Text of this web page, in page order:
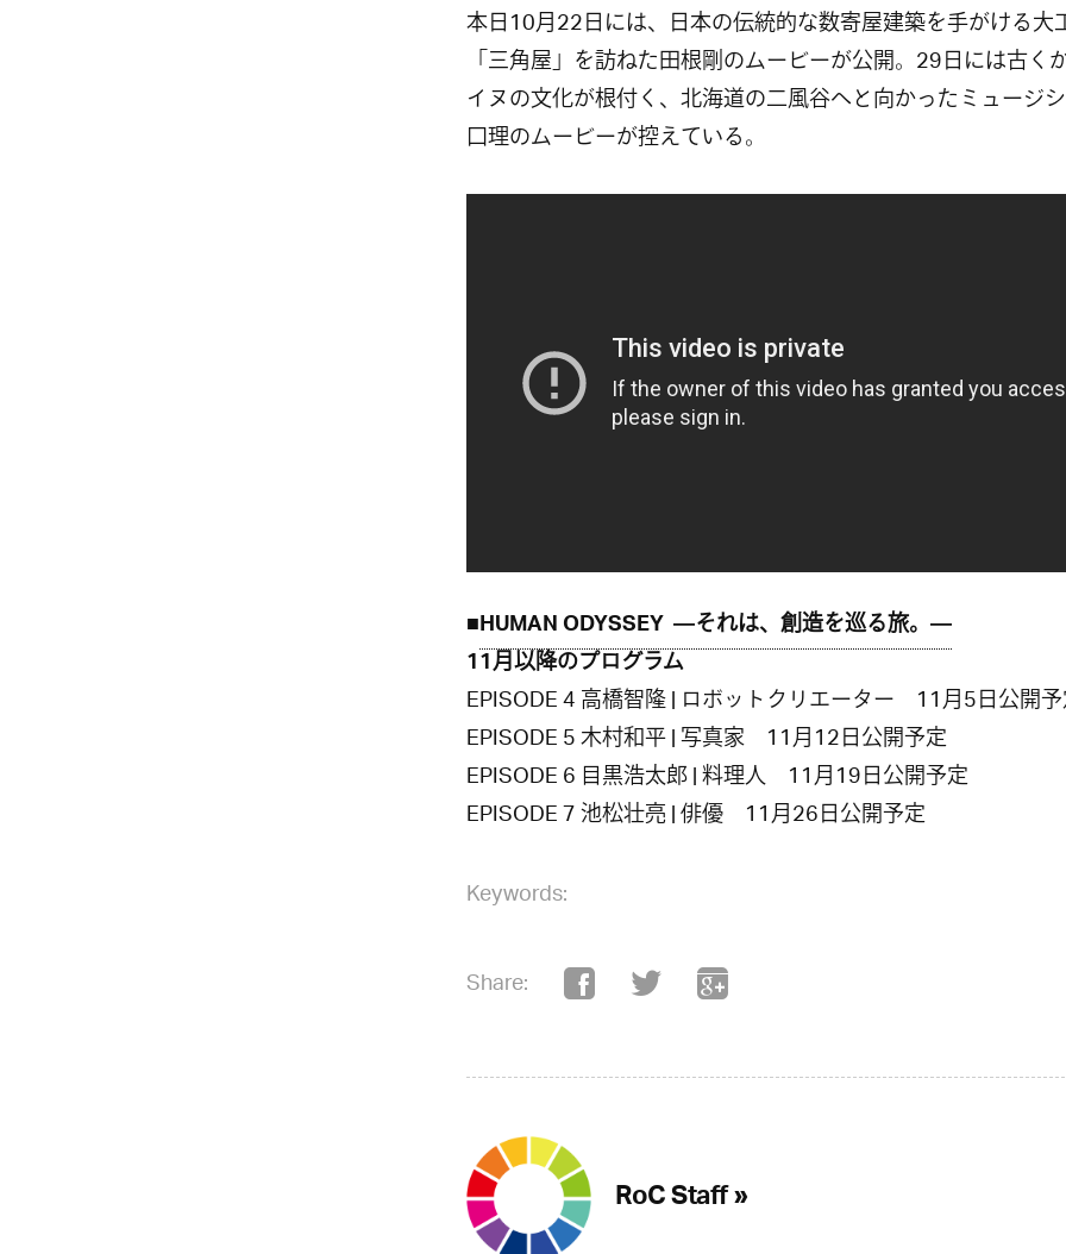
本日10月22日には、日本の伝統的な数寄屋建築を手がける大
「三角屋」を訪ねた田根剛のムービーが公開。29日には古く
イヌの文化が根付く、北海道の二風谷へと向かったミュージ
口理のムービーが控えている。
■HUMAN ODYSSEY ―それは、創造を巡る旅。―
11月以降のプログラム
EPISODE 4 高橋智隆 | ロボットクリエーター 11月5日公開
EPISODE 5 木村和平 | 写真家 11月12日公開予定
EPISODE 6 目黒浩太郎 | 料理人 11月19日公開予定
EPISODE 7 池松壮亮 | 俳優 11月26日公開予定
Keywords:
Share:
RoC Staff »